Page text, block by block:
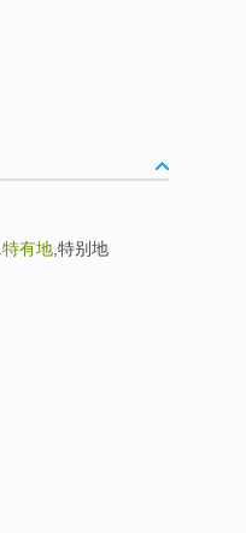
特有地 ,特别地